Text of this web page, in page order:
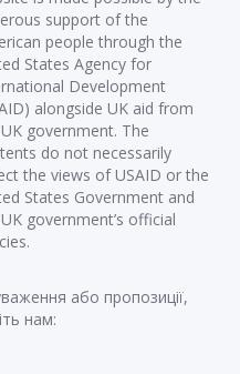
support of the
people through the
States Agency for
Development
alongside UK aid from
government. The
do not necessarily
the views of USAID or the
States Government and
government’s official
або пропозиції,
нам: